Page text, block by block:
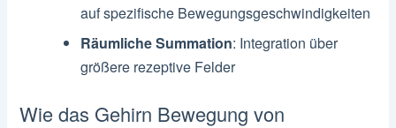
auf spezifische Bewegungsgeschwindigkeiten
Räumliche Summation: Integration über
größere rezeptive Felder
Wie das Gehirn Bewegung von